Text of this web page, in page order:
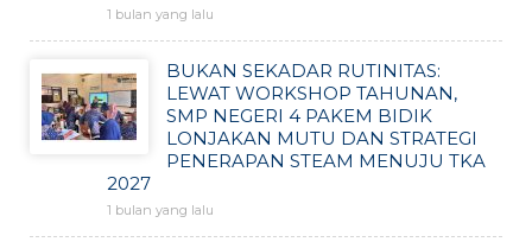
1 bulan yang lalu
BUKAN SEKADAR RUTINITAS:
LEWAT WORKSHOP TAHUNAN,
SMP NEGERI 4 PAKEM BIDIK
LONJAKAN MUTU DAN STRATEGI
PENERAPAN STEAM MENUJU TKA
2027
1 bulan yang lalu